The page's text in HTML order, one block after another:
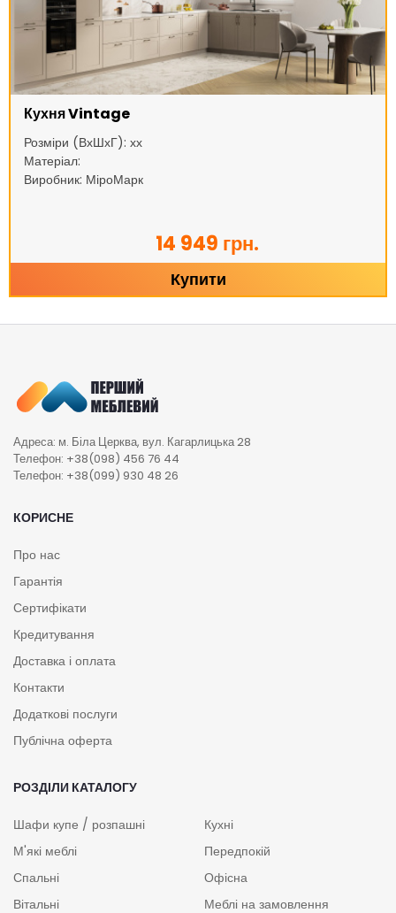
Кухня Vintage
Розміри (ВхШхГ): хх
Матеріал:
Виробник: МіроМарк
14 949 грн.
Купити
Адреса: м. Біла Церква, вул. Кагарлицька 28
Телефон: +38(098) 456 76 44
Телефон: +38(099) 930 48 26
КОРИСНЕ
Про нас
Гарантія
Сертифікати
Кредитування
Доставка і оплата
Контакти
Додаткові послуги
Публічна оферта
РОЗДІЛИ КАТАЛОГУ
Шафи купе / розпашні
М'які меблі
Спальні
Вітальні
Кухні
Передпокій
Офісна
Меблі на замовлення